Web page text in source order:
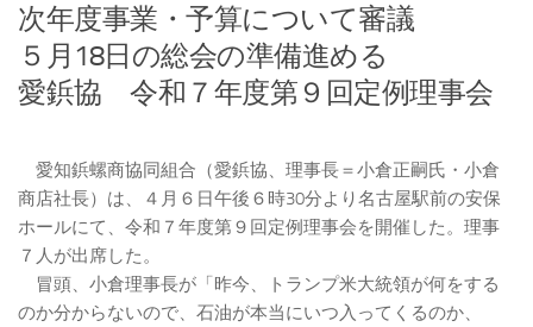
次年度事業・予算について審議
５月18日の総会の準備進める
愛鋲協 令和７年度第９回定例理事会
愛知鋲螺商協同組合（愛鋲協、理事長＝小倉正嗣氏・小倉
商店社長）は、４月６日午後６時30分より名古屋駅前の安保
ホールにて、令和７年度第９回定例理事会を開催した。理事
７人が出席した。
冒頭、小倉理事長が「昨今、トランプ米大統領が何をする
のか分からないので、石油が本当にいつ入ってくるのか、